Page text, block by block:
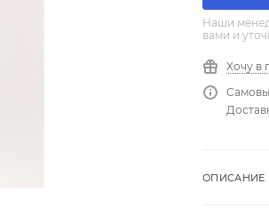
Наши
вами и
Хочу в
ОПИСАНИЕ